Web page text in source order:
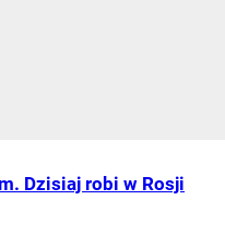
Dzisiaj robi w Rosji